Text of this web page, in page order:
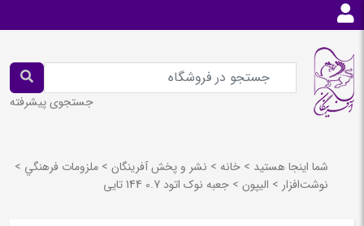
جستجوی پیشرفته
شما اینجا هستید > خانه > نشر و پخش آفرينگان > ملزومات فرهنگي >
نوشت‌افزار > اليپون > جعبه نوک اتود 0.7 144 تایی